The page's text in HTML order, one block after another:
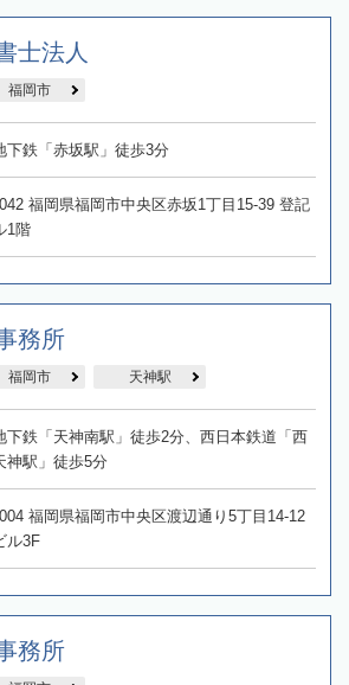
士法人
福岡市
下鉄「赤坂駅」徒歩3分
福岡県福岡市中央区赤坂1丁目15-39 登記
1階
務所
福岡市 天神駅
下鉄「天神南駅」徒歩2分、西日本鉄道「西
神駅」徒歩5分
福岡県福岡市中央区渡辺通り5丁目14-12
ル3F
務所